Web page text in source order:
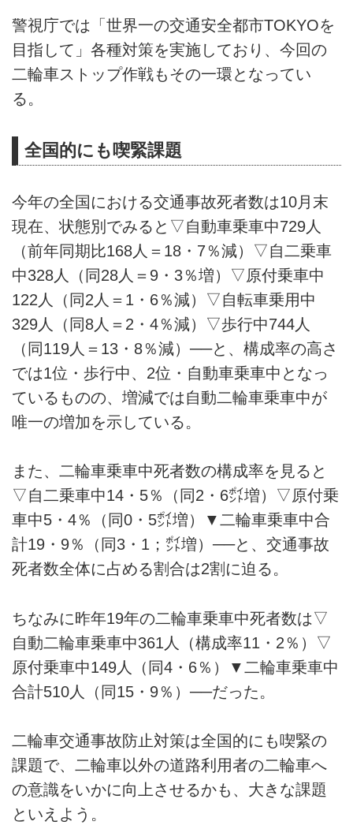
警視庁では「世界一の交通安全都市TOKYOを
目指して」各種対策を実施しており、今回の
二輪車ストップ作戦もその一環となってい
る。
全国的にも喫緊課題
今年の全国における交通事故死者数は10月末
現在、状態別でみると▽自動車乗車中729人
（前年同期比168人＝18・7％減）▽自二乗車
中328人（同28人＝9・3％増）▽原付乗車中
122人（同2人＝1・6％減）▽自転車乗用中
329人（同8人＝2・4％減）▽歩行中744人
（同119人＝13・8％減）──と、構成率の高さ
では1位・歩行中、2位・自動車乗車中となっ
ているものの、増減では自動二輪車乗車中が
唯一の増加を示している。
また、二輪車乗車中死者数の構成率を見ると
▽自二乗車中14・5％（同2・6㌽増）▽原付乗
車中5・4％（同0・5㌽増）▼二輪車乗車中合
計19・9％（同3・1；㌽増）──と、交通事故
死者数全体に占める割合は2割に迫る。
ちなみに昨年19年の二輪車乗車中死者数は▽
自動二輪車乗車中361人（構成率11・2％）▽
原付乗車中149人（同4・6％）▼二輪車乗車中
合計510人（同15・9％）──だった。
二輪車交通事故防止対策は全国的にも喫緊の
課題で、二輪車以外の道路利用者の二輪車へ
の意識をいかに向上させるかも、大きな課題
といえよう。